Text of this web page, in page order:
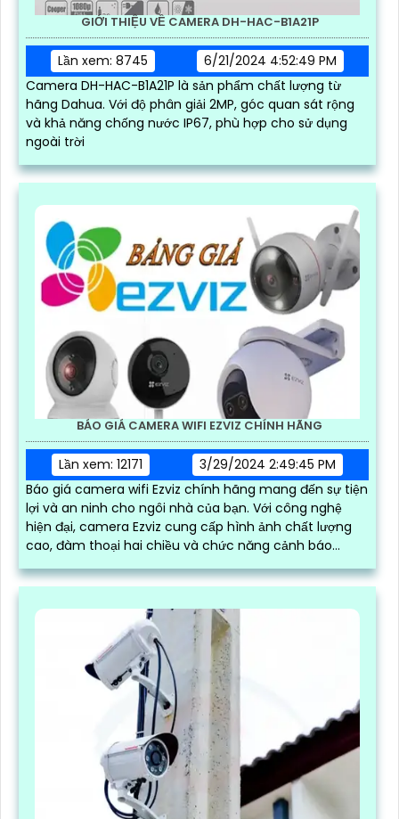
GIỚI THIỆU VỀ CAMERA DH-HAC-B1A21P
Lần xem: 8745
6/21/2024 4:52:49 PM
Camera DH-HAC-B1A21P là sản phẩm chất lượng từ
hãng Dahua. Với độ phân giải 2MP, góc quan sát rộng
và khả năng chống nước IP67, phù hợp cho sử dụng
ngoài trời
BÁO GIÁ CAMERA WIFI EZVIZ CHÍNH HÃNG
Lần xem: 12171
3/29/2024 2:49:45 PM
Báo giá camera wifi Ezviz chính hãng mang đến sự tiện
lợi và an ninh cho ngôi nhà của bạn. Với công nghệ
hiện đại, camera Ezviz cung cấp hình ảnh chất lượng
cao, đàm thoại hai chiều và chức năng cảnh báo